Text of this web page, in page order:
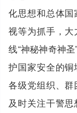
化思想和总体
视等为抓手，
线“神秘神奇神
护国家安全的
各级党组织、群
及时关注干警